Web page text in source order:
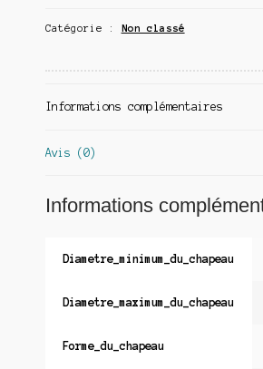
Catégorie : Non classé
Informations complémentaires
Avis (0)
Informations
Diametre_minimum_du_chapeau
Diametre_maximum_du_chapeau
Forme_du_chapeau